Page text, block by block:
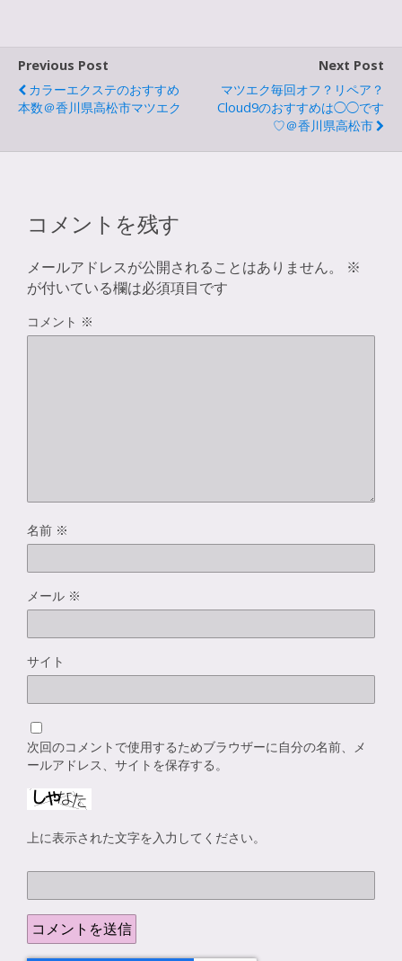
Previous Post
カラーエクステのおすすめ
本数＠香川県高松市マツエク
Next Post
マツエク毎回オフ？リペア？
Cloud9のおすすめは◯◯です
♡＠香川県高松市
コメントを残す
メールアドレスが公開されることはありません。
※
が付いている欄は必須項目です
コメント ※
名前 ※
メール ※
サイト
次回のコメントで使用するためブラウザーに自分の名前、メ
ールアドレス、サイトを保存する。
上に表示された文字を入力してください。